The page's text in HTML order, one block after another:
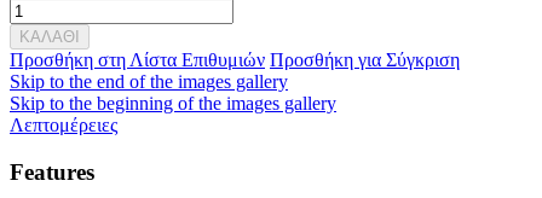
ΚΑΛΑΘΙ
Προσθήκη στη Λίστα Επιθυμιών Προσθήκη για Σύγκριση
Skip to the end of the images gallery
Skip to the beginning of the images gallery
Λεπτομέρειες
Features